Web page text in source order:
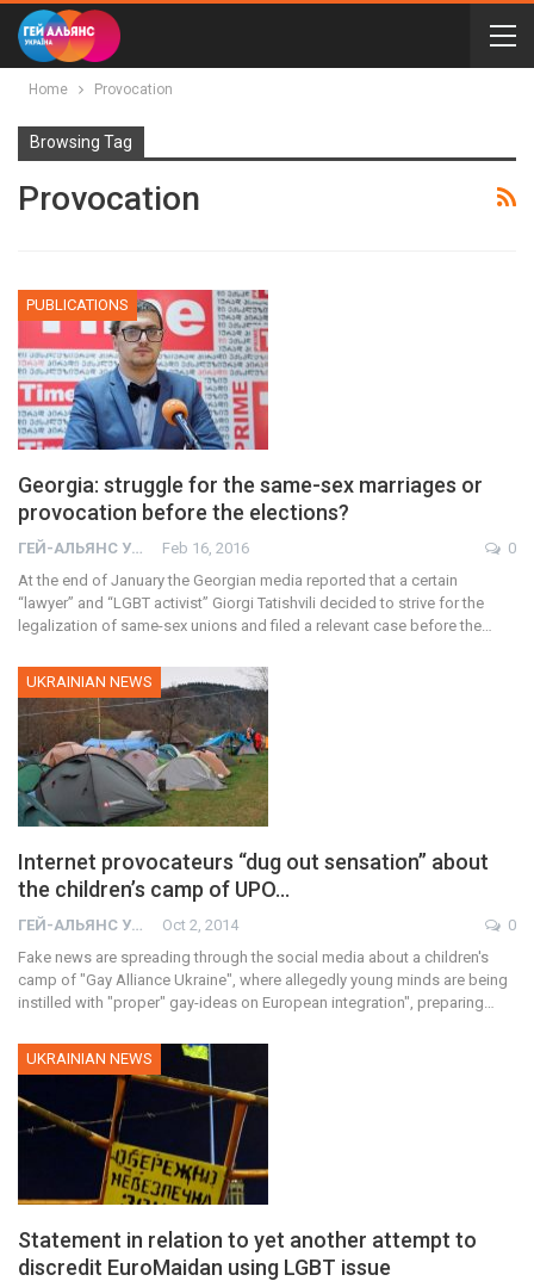
Home Provocation
Browsing Tag
Provocation
PUBLICATIONS
Georgia: struggle for the same-sex marriages or
provocation before the elections?
ГЕЙ-АЛЬЯНС УКРАИНА Feb 16, 2016
0
At the end of January the Georgian media reported that a certain
“lawyer” and “LGBT activist” Giorgi Tatishvili decided to strive for the
legalization of same-sex unions and filed a relevant case before the…
UKRAINIAN NEWS
Internet provocateurs “dug out sensation” about
the children’s camp of UPO…
ГЕЙ-АЛЬЯНС УКРАИНА Oct 2, 2014
0
Fake news are spreading through the social media about a children's
camp of "Gay Alliance Ukraine", where allegedly young minds are being
instilled with "proper" gay-ideas on European integration", preparing…
UKRAINIAN NEWS
Statement in relation to yet another attempt to
discredit EuroMaidan using LGBT issue